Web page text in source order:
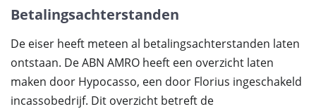
Betalingsachterstanden
De eiser heeft meteen al betalingsachterstanden laten
ontstaan. De ABN AMRO heeft een overzicht laten
maken door Hypocasso, een door Florius ingeschakeld
incassobedrijf. Dit overzicht betreft de